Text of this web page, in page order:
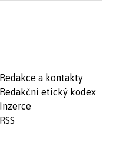
Redakce a kontakty
Redakční etický kodex
Inzerce
RSS